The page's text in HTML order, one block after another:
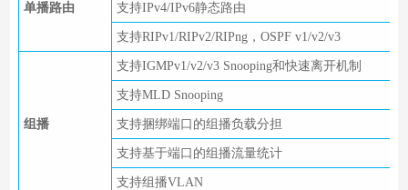
单播路由 支持IPv4/IPv6静态路由
支持RIPv1/RIPv2/RIPng，OSPF v1/v2/v3
组播
支持IGMPv1/v2/v3 Snooping和快速离开机制
支持MLD Snooping
支持捆绑端口的组播负载分担
支持基于端口的组播流量统计
支持组播VLAN